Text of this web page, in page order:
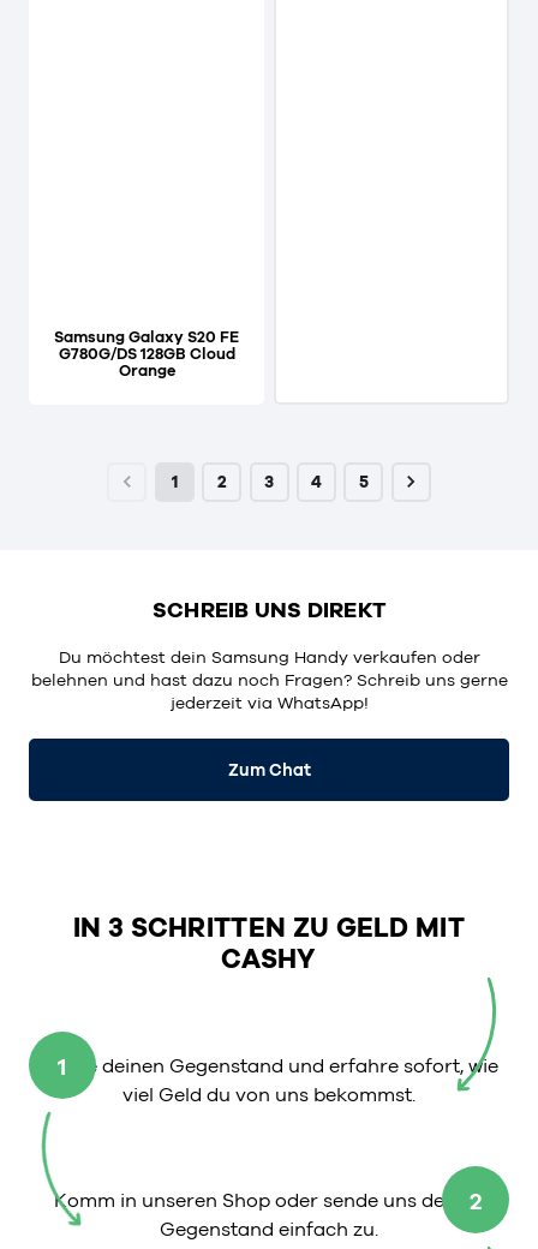
Samsung Galaxy S20 FE
G780G/DS 128GB Cloud
Orange
1 2 3 4 5
SCHREIB UNS DIREKT
Du möchtest dein Samsung Handy verkaufen oder
belehnen und hast dazu noch Fragen? Schreib uns gerne
jederzeit via WhatsApp!
Zum Chat
IN 3 SCHRITTEN ZU GELD MIT
CASHY
1
Wähle deinen Gegenstand und erfahre sofort, wie
viel Geld du von uns bekommst.
2
Komm in unseren Shop oder sende uns deinen
Gegenstand einfach zu.